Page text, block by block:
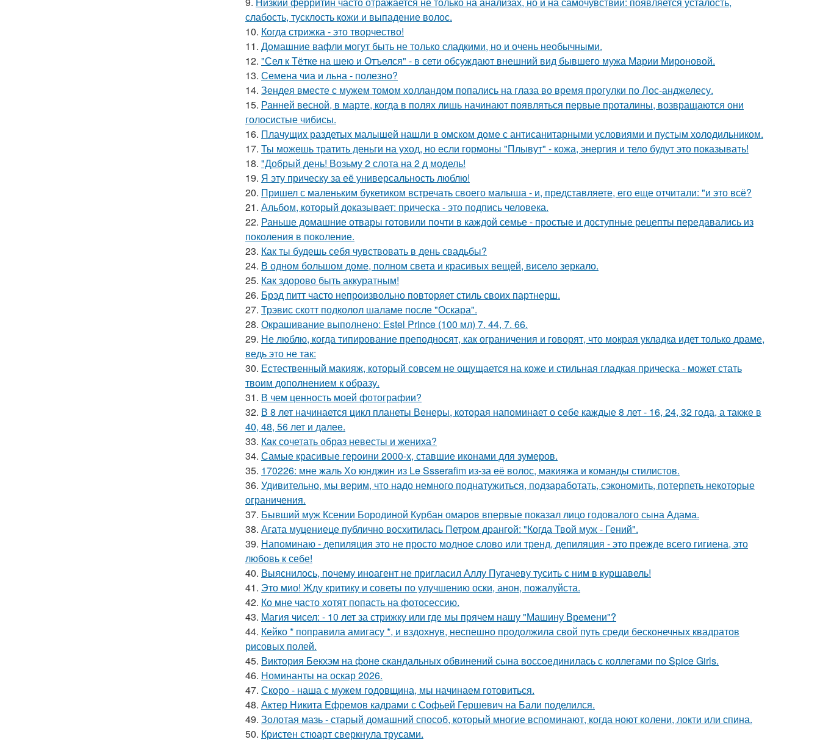
слабость, тусклость кожи и выпадение волос.
10. Когда стрижка - это творчество!
11. Домашние вафли могут быть не только сладкими, но и очень необычными.
12. "Сел к Тётке на шею и Отъелся" - в сети обсуждают внешний вид бывшего мужа Марии Мироновой.
13. Семена чиа и льна - полезно?
14. Зендея вместе с мужем томом холландом попались на глаза во время прогулки по Лос-анджелесу.
15. Ранней весной, в марте, когда в полях лишь начинают появляться первые проталины, возвращаются они
голосистые чибисы.
16. Плачущих раздетых малышей нашли в омском доме с антисанитарными условиями и пустым холодильником.
17. Ты можешь тратить деньги на уход, но если гормоны "Плывут" - кожа, энергия и тело будут это показывать!
18. "Добрый день! Возьму 2 слота на 2 д модель!
19. Я эту прическу за её универсальность люблю!
20. Пришел с маленьким букетиком встречать своего малыша - и, представляете, его еще отчитали: "и это всё?
21. Альбом, который доказывает: прическа - это подпись человека.
22. Раньше домашние отвары готовили почти в каждой семье - простые и доступные рецепты передавались из
поколения в поколение.
23. Как ты будешь себя чувствовать в день свадьбы?
24. В одном большом доме, полном света и красивых вещей, висело зеркало.
25. Как здорово быть аккуратным!
26. Брэд питт часто непроизвольно повторяет стиль своих партнерш.
27. Трэвис скотт подколол шаламе после "Оскара".
28. Окрашивание выполнено: Estel Prince (100 мл) 7. 44, 7. 66.
29. Не люблю, когда типирование преподносят, как ограничения и говорят, что мокрая укладка идет только драме,
ведь это не так:
30. Естественный макияж, который совсем не ощущается на коже и стильная гладкая прическа - может стать
твоим дополнением к образу.
31. В чем ценность моей фотографии?
32. В 8 лет начинается цикл планеты Венеры, которая напоминает о себе каждые 8 лет - 16, 24, 32 года, а также в
40, 48, 56 лет и далее.
33. Как сочетать образ невесты и жениха?
34. Самые красивые героини 2000-х, ставшие иконами для зумеров.
35. 170226: мне жаль Хо юнджин из Le Ssserafim из-за её волос, макияжа и команды стилистов.
36. Удивительно, мы верим, что надо немного поднатужиться, подзаработать, сэкономить, потерпеть некоторые
ограничения.
37. Бывший муж Ксении Бородиной Курбан омаров впервые показал лицо годовалого сына Адама.
38. Агата муцениеце публично восхитилась Петром дрангой: "Когда Твой муж - Гений".
39. Напоминаю - депиляция это не просто модное слово или тренд, депиляция - это прежде всего гигиена, это
любовь к себе!
40. Выяснилось, почему иноагент не пригласил Аллу Пугачеву тусить с ним в куршавель!
41. Это мио! Жду критику и советы по улучшению оски, анон, пожалуйста.
42. Ко мне часто хотят попасть на фотосессию.
43. Магия чисел: - 10 лет за стрижку или где мы прячем нашу "Машину Времени"?
44. Кейко * поправила амигасу *, и вздохнув, неспешно продолжила свой путь среди бесконечных квадратов
рисовых полей.
45. Виктория Бекхэм на фоне скандальных обвинений сына воссоединилась с коллегами по Spice Girls.
46. Номинанты на оскар 2026.
47. Скоро - наша с мужем годовщина, мы начинаем готовиться.
48. Актер Никита Ефремов кадрами с Софьей Гершевич на Бали поделился.
49. Золотая мазь - старый домашний способ, который многие вспоминают, когда ноют колени, локти или спина.
50. Кристен стюарт сверкнула трусами.